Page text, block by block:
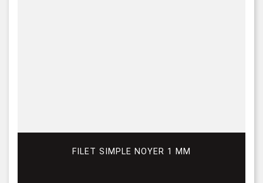
FILET SIMPLE NOYER 1 MM